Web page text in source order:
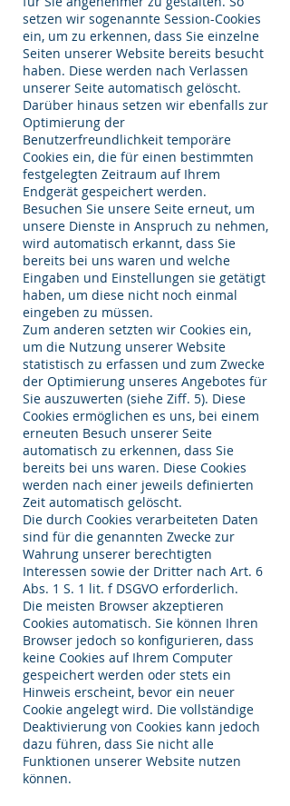
setzen wir sogenannte Session-Cookies
ein, um zu erkennen, dass Sie einzelne
Seiten unserer Website bereits besucht
haben. Diese werden nach Verlassen
unserer Seite automatisch gelöscht.
Darüber hinaus setzen wir ebenfalls zur
Optimierung der
Benutzerfreundlichkeit temporäre
Cookies ein, die für einen bestimmten
festgelegten Zeitraum auf Ihrem
Endgerät gespeichert werden.
Besuchen Sie unsere Seite erneut, um
unsere Dienste in Anspruch zu nehmen,
wird automatisch erkannt, dass Sie
bereits bei uns waren und welche
Eingaben und Einstellungen sie getätigt
haben, um diese nicht noch einmal
eingeben zu müssen.
Zum anderen setzten wir Cookies ein,
um die Nutzung unserer Website
statistisch zu erfassen und zum Zwecke
der Optimierung unseres Angebotes für
Sie auszuwerten (siehe Ziff. 5). Diese
Cookies ermöglichen es uns, bei einem
erneuten Besuch unserer Seite
automatisch zu erkennen, dass Sie
bereits bei uns waren. Diese Cookies
werden nach einer jeweils definierten
Zeit automatisch gelöscht.
Die durch Cookies verarbeiteten Daten
sind für die genannten Zwecke zur
Wahrung unserer berechtigten
Interessen sowie der Dritter nach Art. 6
Abs. 1 S. 1 lit. f DSGVO erforderlich.
Die meisten Browser akzeptieren
Cookies automatisch. Sie können Ihren
Browser jedoch so konfigurieren, dass
keine Cookies auf Ihrem Computer
gespeichert werden oder stets ein
Hinweis erscheint, bevor ein neuer
Cookie angelegt wird. Die vollständige
Deaktivierung von Cookies kann jedoch
dazu führen, dass Sie nicht alle
Funktionen unserer Website nutzen
können.